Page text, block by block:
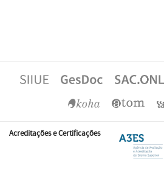
Acreditações e Certificações